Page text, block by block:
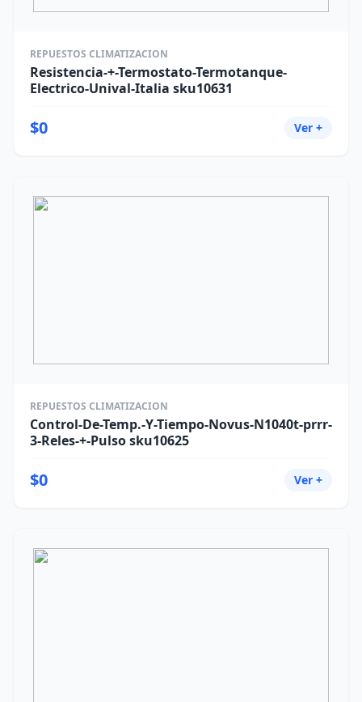
REPUESTOS CLIMATIZACION
Resistencia-+-Termostato-Termotanque-
Electrico-Unival-Italia sku10631
$0 Ver +
REPUESTOS CLIMATIZACION
Control-De-Temp.-Y-Tiempo-Novus-N1040t-prrr-
3-Reles-+-Pulso sku10625
$0 Ver +